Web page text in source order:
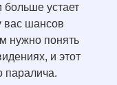
больше устает
вас шансов
нужно понять
и этот
паралича.